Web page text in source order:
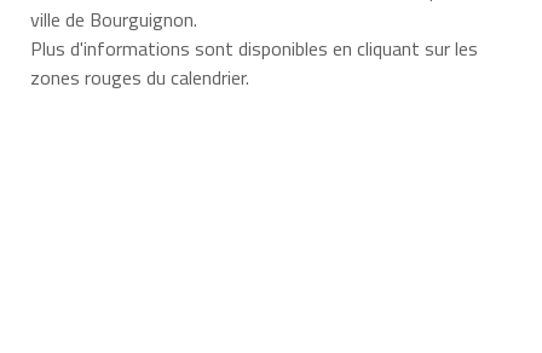
ville de Bourguignon.
Plus d'informations sont disponibles en cliquant sur les
zones rouges du calendrier.